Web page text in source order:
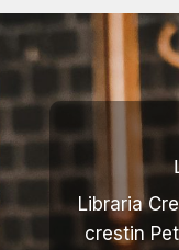
Libraria
crestin